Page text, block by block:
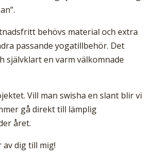
behövs material och extra
passande yogatillbehör. Det
självklart en varm välkomnade
Vill man swisha en slant blir vi
gå direkt till lämplig
året.
dig till mig!